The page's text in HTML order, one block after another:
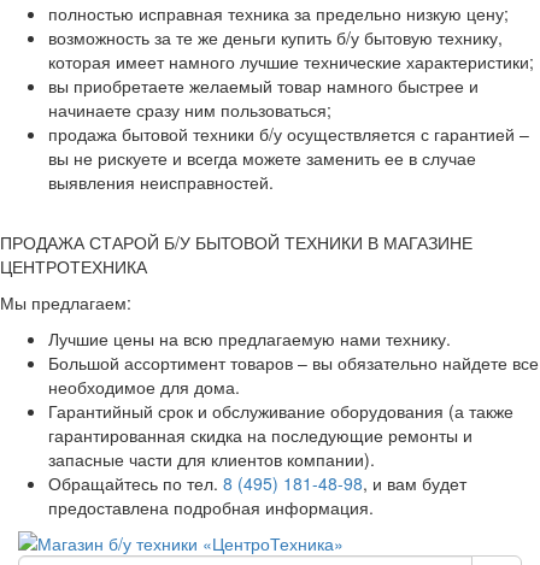
полностью исправная техника за предельно низкую цену;
возможность за те же деньги купить б/у бытовую технику,
которая имеет намного лучшие технические характеристики;
вы приобретаете желаемый товар намного быстрее и
начинаете сразу ним пользоваться;
продажа бытовой техники б/у осуществляется с гарантией –
вы не рискуете и всегда можете заменить ее в случае
выявления неисправностей.
ПРОДАЖА СТАРОЙ Б/У БЫТОВОЙ ТЕХНИКИ В МАГАЗИНЕ
ЦЕНТРОТЕХНИКА
Мы предлагаем:
Лучшие цены на всю предлагаемую нами технику.
Большой ассортимент товаров – вы обязательно найдете все
необходимое для дома.
Гарантийный срок и обслуживание оборудования (а также
гарантированная скидка на последующие ремонты и
запасные части для клиентов компании).
Обращайтесь по тел. 8 (495) 181-48-98, и вам будет
предоставлена подробная информация.